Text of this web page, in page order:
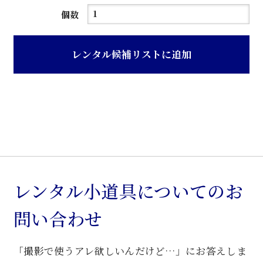
個数
茶
杉
文
机
個
レンタル候補リストに追加
レンタル小道具についてのお
問い合わせ
「撮影で使うアレ欲しいんだけど…」にお答えしま